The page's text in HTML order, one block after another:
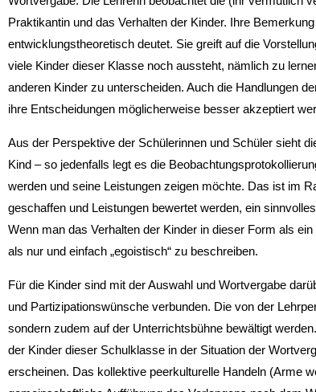
Praktikantin und das Verhalten der Kinder. Ihre
entwicklungstheoretisch deutet. Sie greift auf die
viele Kinder dieser Klasse noch aussteht, nämlich zu
anderen Kinder zu unterscheiden. Auch die Handlungen
ihre Entscheidungen möglicherweise besser akzeptiert
Aus der Perspektive der Schülerinnen und Schüler sieht
Kind – so jedenfalls legt es die
werden und seine Leistungen zeigen möchte. Das ist im
geschaffen und Leistungen bewertet werden, ein
Wenn man das Verhalten der Kinder in dieser Form als
als nur und einfach „egoistisch“ zu beschreiben.
Für die Kinder sind mit der Auswahl und Wortvergabe
und Partizipationswünsche verbunden. Die von der
sondern zudem auf der Unterrichtsbühne bewältigt
der Kinder dieser Schulklasse in der Situation der
erscheinen. Das kollektive peerkulturelle Handeln (Arme